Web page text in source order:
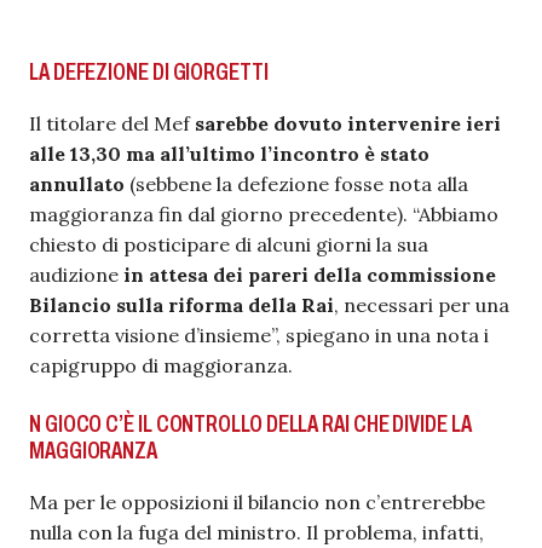
LA DEFEZIONE DI GIORGETTI
Il titolare del Mef sarebbe dovuto intervenire ieri
alle 13,30 ma all’ultimo l’incontro è stato
annullato (sebbene la defezione fosse nota alla
maggioranza fin dal giorno precedente). “Abbiamo
chiesto di posticipare di alcuni giorni la sua
audizione in attesa dei pareri della commissione
Bilancio sulla riforma della Rai, necessari per una
corretta visione d’insieme”, spiegano in una nota i
capigruppo di maggioranza.
N GIOCO C’È IL CONTROLLO DELLA RAI CHE DIVIDE LA
MAGGIORANZA
Ma per le opposizioni il bilancio non c’entrerebbe
nulla con la fuga del ministro. Il problema, infatti,